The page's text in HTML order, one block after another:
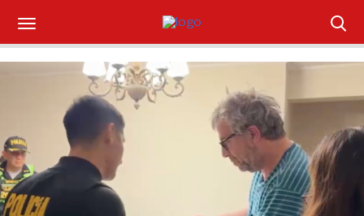
Suscríbase
Iniciar sesión
Portada
¿Qué está pasando?